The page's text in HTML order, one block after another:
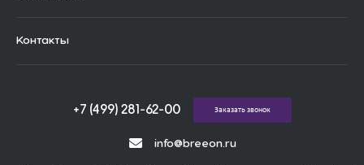
Контакты
info@breeon.ru
+7 (499) 281-62-00 Заказать звонок